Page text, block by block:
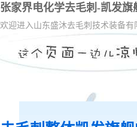
张家界电化学去毛刺-凯发旗
欢迎进入山东盛沐去毛刺技术装备有